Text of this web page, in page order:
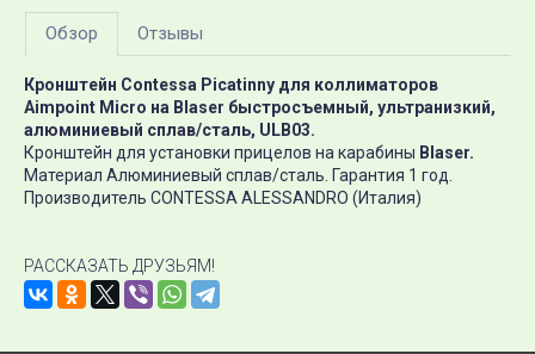
Обзор Отзывы
Кронштейн Contessa Picatinny для коллиматоров
Aimpoint Micro на Blaser быстросъемный, ультранизкий,
алюминиевый сплав/сталь, ULB03.
Кронштейн для установки прицелов на карабины Blaser.
Материал Алюминиевый сплав/сталь. Гарантия 1 год.
Производитель CONTESSA ALESSANDRO (Италия)
РАССКАЗАТЬ ДРУЗЬЯМ!